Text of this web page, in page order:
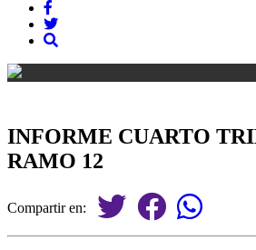
INFORME CUARTO
RAMO 12
Compartir en: